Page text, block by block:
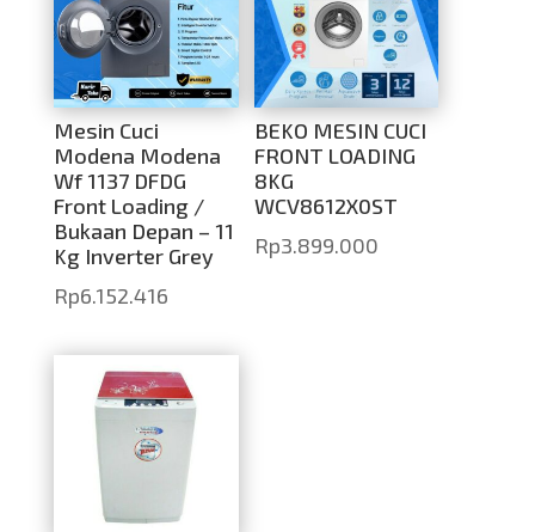
Mesin Cuci
Modena Modena
Wf 1137 DFDG
Front Loading /
Bukaan Depan – 11
Kg Inverter Grey
Rp6.152.416
BEKO MESIN CUCI
FRONT LOADING
8KG
WCV8612X0ST
Rp3.899.000